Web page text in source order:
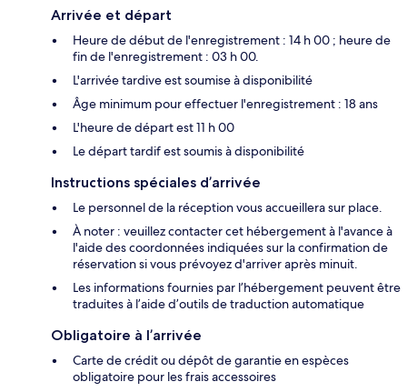
Arrivée et départ
Heure de début de l'enregistrement : 14 h 00 ; heure de
fin de l'enregistrement : 03 h 00.
L'arrivée tardive est soumise à disponibilité
Âge minimum pour effectuer l'enregistrement : 18 ans
L'heure de départ est 11 h 00
Le départ tardif est soumis à disponibilité
Instructions spéciales d’arrivée
Le personnel de la réception vous accueillera sur place.
À noter : veuillez contacter cet hébergement à l'avance à
l'aide des coordonnées indiquées sur la confirmation de
réservation si vous prévoyez d'arriver après minuit.
Les informations fournies par l’hébergement peuvent être
traduites à l’aide d’outils de traduction automatique
Obligatoire à l’arrivée
Carte de crédit ou dépôt de garantie en espèces
obligatoire pour les frais accessoires